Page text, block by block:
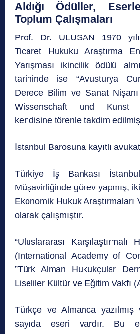
Aldığı Ödüller,
Toplum Çalışmaları
Prof. Dr. ULUSAN 1970
Ticaret Hukuku Araştırma
Yarışması ikincilik ödülü
tarihinde ise “Avusturya
Derece Bilim ve Sanat
Wissenschaft und Kunst
kendisine törenle takdim
İstanbul Barosuna kayıtlı
Türkiye İş Bankası
Müşavirliğinde görev yapmış,
Ekonomik Hukuk Araştırmaları
olarak çalışmıştır.
“Uluslararası Karşılaştırmalı
(International Academy of
”Türk Alman Hukukçular
Liseliler Kültür ve Eğitim Vakfı
Türkçe ve Almanca yazılmış
sayıda eseri vardır. Bu